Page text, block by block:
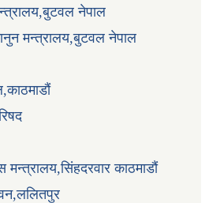
नेपाल
मन्त्रालय,बुटवल नेपाल
काठमाडौं